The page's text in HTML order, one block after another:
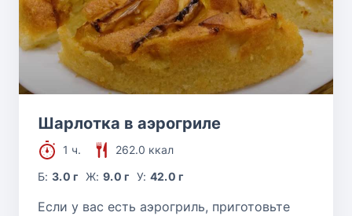
Шарлотка в аэрогриле
1 ч.
262.0 ккал
Б:3.0 г Ж: 9.0 г У: 42.0 г
Если у вас есть аэрогриль, приготовьте